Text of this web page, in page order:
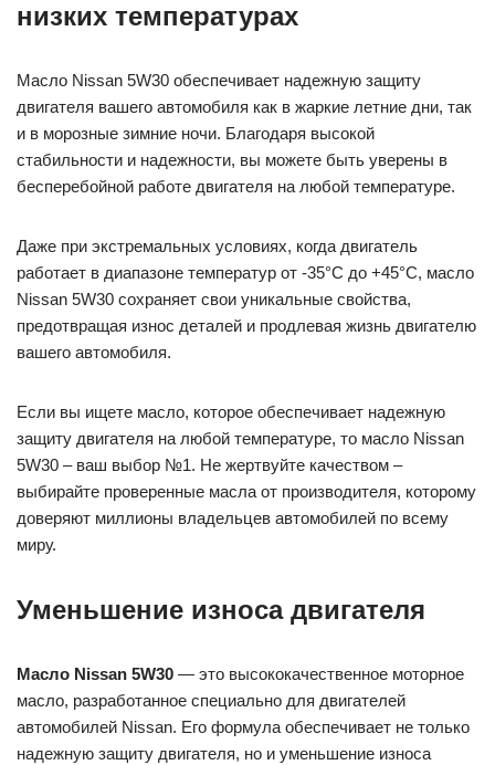
низких температурах
Масло Nissan 5W30 обеспечивает надежную защиту
двигателя вашего автомобиля как в жаркие летние дни, так
и в морозные зимние ночи. Благодаря высокой
стабильности и надежности, вы можете быть уверены в
бесперебойной работе двигателя на любой температуре.
Даже при экстремальных условиях, когда двигатель
работает в диапазоне температур от -35°C до +45°C, масло
Nissan 5W30 сохраняет свои уникальные свойства,
предотвращая износ деталей и продлевая жизнь двигателю
вашего автомобиля.
Если вы ищете масло, которое обеспечивает надежную
защиту двигателя на любой температуре, то масло Nissan
5W30 – ваш выбор №1. Не жертвуйте качеством –
выбирайте проверенные масла от производителя, которому
доверяют миллионы владельцев автомобилей по всему
миру.
Уменьшение износа двигателя
Масло Nissan 5W30 — это высококачественное моторное
масло, разработанное специально для двигателей
автомобилей Nissan. Его формула обеспечивает не только
надежную защиту двигателя, но и уменьшение износа